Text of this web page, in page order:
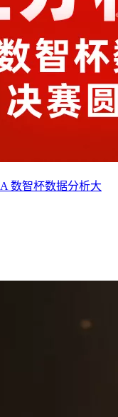
数智杯数据分析大